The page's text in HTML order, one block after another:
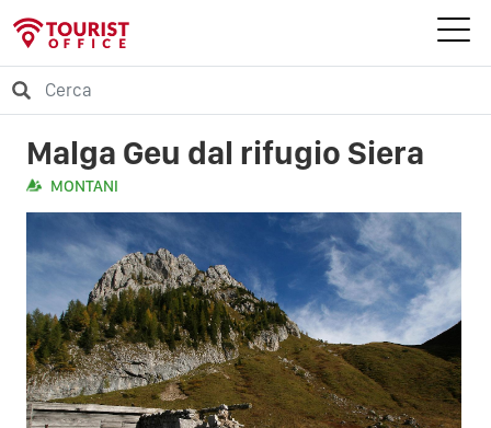
Malga Geu dal rifugio Siera
MONTANI